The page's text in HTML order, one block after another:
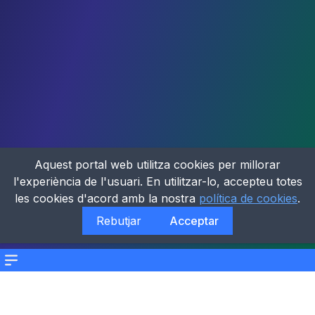
Menu
Aquest portal web utilitza cookies per millorar
l'experiència de l'usuari. En utilitzar-lo, accepteu totes
les cookies d'acord amb la nostra política de cookies.
Rebutjar
Acceptar